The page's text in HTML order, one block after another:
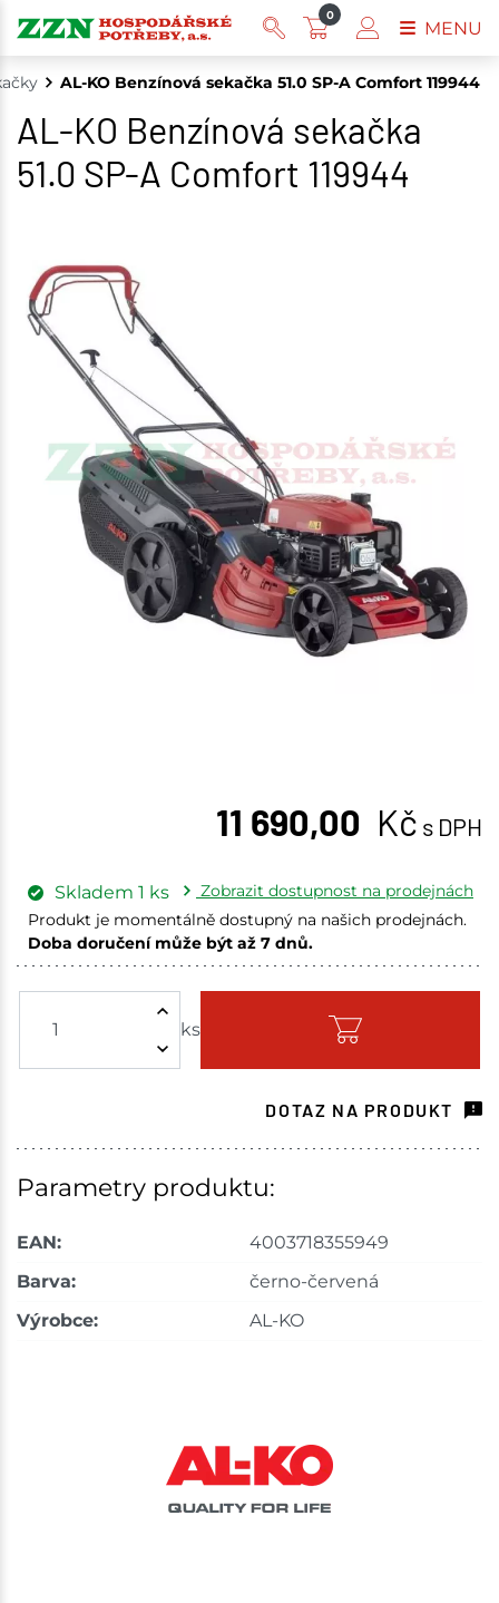
AL-KO Benzínová sekačka 51.0 SP-A Comfort 119944
AL-KO Benzínová sekačka
51.0 SP-A Comfort 119944
11 690,00 Kč s DPH
ks
Skladem 1 ks
Zobrazit dostupnost na prodejnách
Produkt je momentálně dostupný na našich prodejnách.
Doba doručení může být až 7 dnů.
Skladem na prodejně - doručení do 7 dnů
Ceny na prodejnách se mohou lišit od cen na e-
DOTAZ NA PRODUKT
Parametry produktu:
EAN:
4003718355949
Barva:
černo-červená
Výrobce:
AL-KO
0
MENU